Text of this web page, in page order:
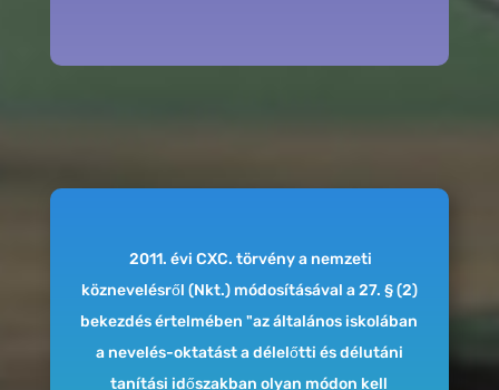
2011. évi CXC. törvény a nemzeti
köznevelésről (Nkt.) módosításával a 27. § (2)
bekezdés értelmében "az általános iskolában
a nevelés-oktatást a délelőtti és délutáni
tanítási időszakban olyan módon kell